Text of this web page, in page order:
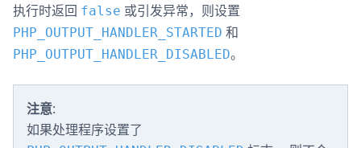
执行时返回 false 或引发异常，则设置
PHP_OUTPUT_HANDLER_STARTED 和
PHP_OUTPUT_HANDLER_DISABLED。
注意:
如果处理程序设置了